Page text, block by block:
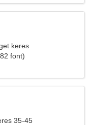
keres
font)
35-45